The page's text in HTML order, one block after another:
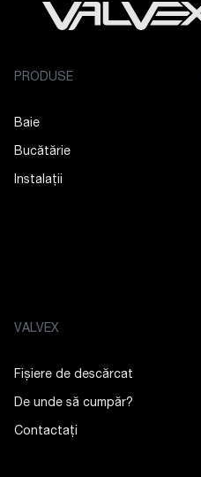
PRODUSE
Baie
Bucătărie
Instalații
VALVEX
Fișiere de descărcat
De unde să cumpăr?
Contactaţi